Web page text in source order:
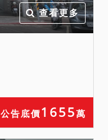
查看更多
公告底價 1655萬